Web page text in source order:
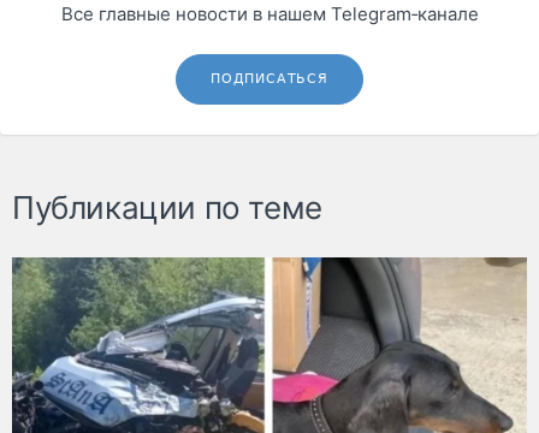
Все главные новости в нашем Telegram‑канале
ПОДПИСАТЬСЯ
Публикации по теме